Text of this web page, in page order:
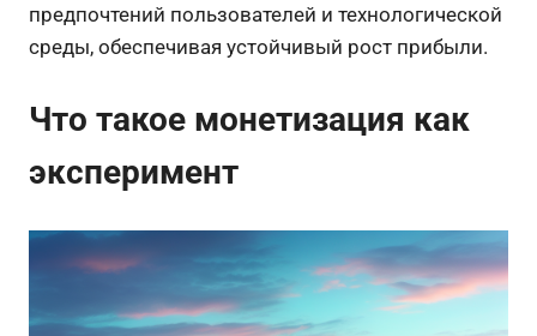
предпочтений пользователей и технологической
среды, обеспечивая устойчивый рост прибыли.
Что такое монетизация как
эксперимент